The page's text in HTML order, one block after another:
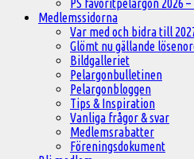
PS favoritpelargon 2026
Medlemssidorna
Var med och bidra till
Glömt nu gällande
Bildgalleriet
Pelargonbulletinen
Pelargonbloggen
Tips & Inspiration
Vanliga frågor & svar
Medlemsrabatter
Föreningsdokument